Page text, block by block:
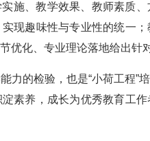
施、教学效果、教师素质
现趣味性与专业性的统一
优化、专业理论落地给出针
力的检验，也是“小荷工程”
素养，成长为优秀教育工